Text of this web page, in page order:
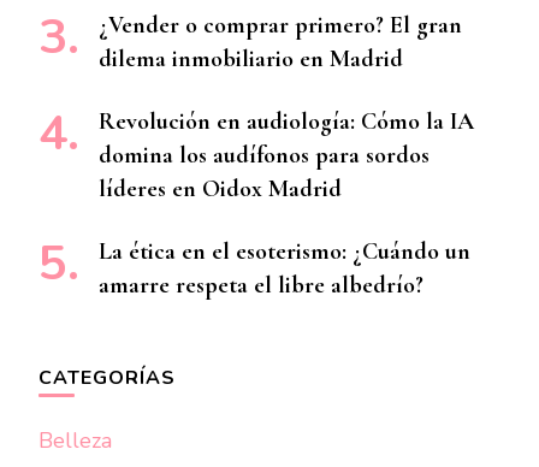
¿Vender o comprar primero? El gran
dilema inmobiliario en Madrid
Revolución en audiología: Cómo la IA
domina los audífonos para sordos
líderes en Oidox Madrid
La ética en el esoterismo: ¿Cuándo un
amarre respeta el libre albedrío?
CATEGORÍAS
Belleza